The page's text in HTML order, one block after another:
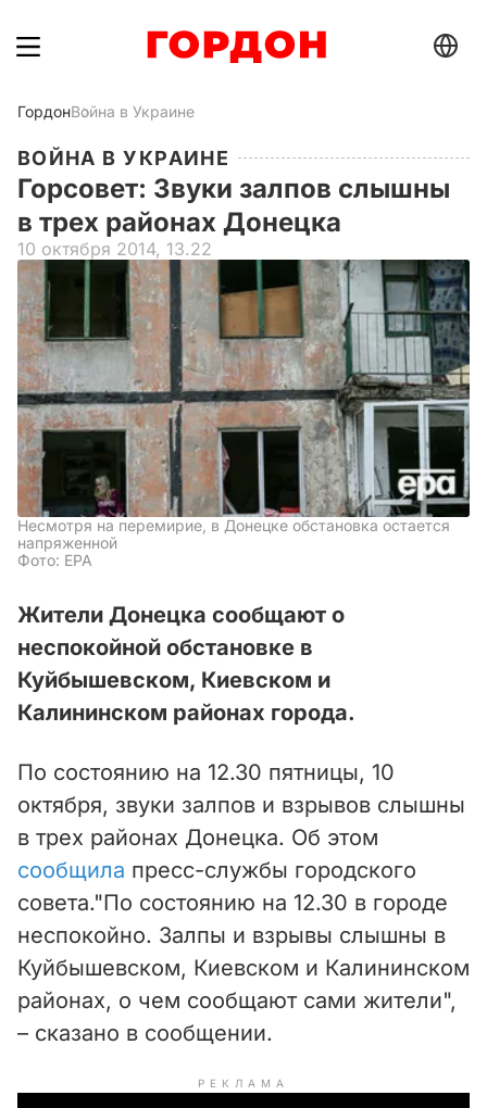
ГордонВойна в Украине
ВОЙНА В УКРАИНЕ
Горсовет: Звуки залпов слышны
в трех районах Донецка
10 октября 2014, 13.22
Несмотря на перемирие, в Донецке обстановка остается
напряженной
Фото: EPA
Жители Донецка сообщают о
неспокойной обстановке в
Куйбышевском, Киевском и
Калининском районах города.
По состоянию на 12.30 пятницы, 10
октября, звуки залпов и взрывов слышны
в трех районах Донецка. Об этом
сообщила пресс-службы городского
совета."По состоянию на 12.30 в городе
неспокойно. Залпы и взрывы слышны в
Куйбышевском, Киевском и Калининском
районах, о чем сообщают сами жители",
– сказано в сообщении.
РЕКЛАМА